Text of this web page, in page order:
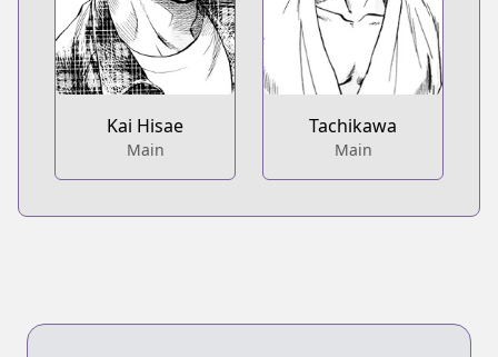
Kai Hisae
Main
Tachikawa
Main